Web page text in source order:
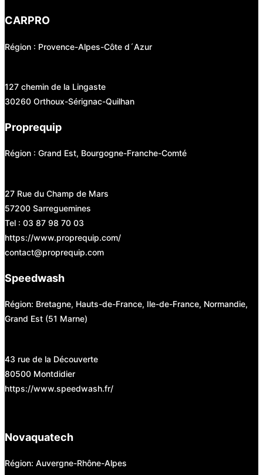
CARPRO
Région : Provence-Alpes-Côte d´Azur
127 chemin de la Lingaste
30260 Orthoux-Sérignac-Quilhan
Proprequip
Région : Grand Est, Bourgogne-Franche-Comté
27 Rue du Champ de Mars
57200 Sarreguemines
Tel : 03 87 98 70 03
https://www.proprequip.com/
contact@proprequip.com
Speedwash
Région: Bretagne, Hauts-de-France, Ile-de-France, Normandie,
Grand Est (51 Marne)
43 rue de la Découverte
80500 Montdidier
https://www.speedwash.fr/
Novaquatech
Région: Auvergne-Rhône-Alpes